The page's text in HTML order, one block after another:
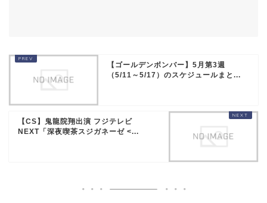
【ゴールデンボンバー】5月第3週
（5/11～5/17）のスケジュールまと...
【CS】鬼龍院翔出演 フジテレビ
NEXT「深夜喫茶スジガネーゼ <...